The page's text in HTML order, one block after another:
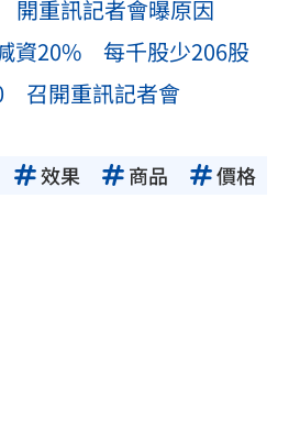
重訊記者會曝原因
資20% 每千股少206股
召開重訊記者會
效果 商品
價格